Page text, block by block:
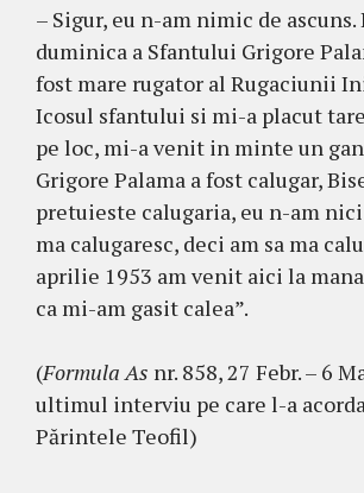
– Sigur, eu n-am nimic de
duminica a Sfantului Grigore
fost mare rugator al Rugaciunii
Icosul sfantului si mi-a placut
pe loc, mi-a venit in minte un
Grigore Palama a fost calugar,
pretuieste calugaria, eu n-am
ma calugaresc, deci am sa ma
aprilie 1953 am venit aici la
ca mi-am gasit calea”.
(Formula As nr. 858, 27 Febr. – 6
ultimul interviu pe care l-a
Părintele Teofil)